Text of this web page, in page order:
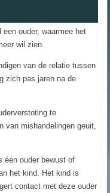
ouder, waarmee het
wil zien.
van de relatie tussen
zich pas jaren na de
te
van mishandelingen geuit,
één ouder bewust of
het kind. Het kind is
contact met deze ouder